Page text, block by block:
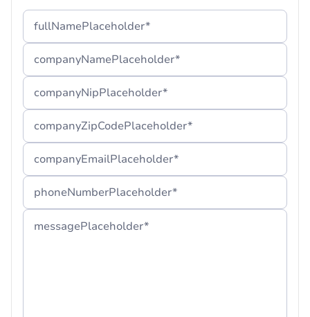
fullNamePlaceholder*
companyNamePlaceholder*
companyNipPlaceholder*
companyZipCodePlaceholder*
companyEmailPlaceholder*
phoneNumberPlaceholder*
messagePlaceholder*
Ak nemôžete nájsť našu správu, odporúčame
skontrolovať priečinok „Spam“ alebo počkať niekoľko
minút